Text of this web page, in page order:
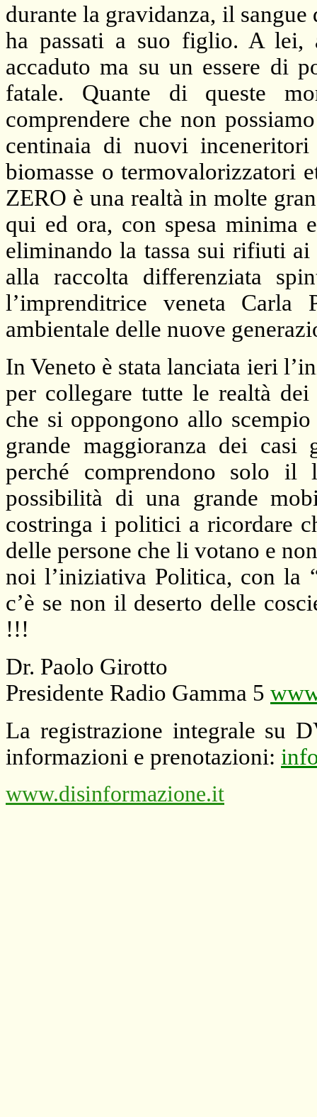
durante la gravidanza, il
ha passati a suo figlio. A lei,
accaduto ma su un essere di
fatale. Quante di queste
comprendere che non
centinaia di nuovi
biomasse o termovalorizzatori
ZERO è una realtà in molte
qui ed ora, con spesa minima
eliminando la tassa sui rifiuti
alla raccolta differenziata
l’imprenditrice veneta Carla
ambientale delle nuove
In Veneto è stata lanciata ieri
per collegare tutte le realtà
che si oppongono allo
grande maggioranza dei
perché comprendono solo il
possibilità di una grande
costringa i politici a ricordare
delle persone che li votano e
noi l’iniziativa Politica, con la
c’è se non il deserto delle
!!!
Dr. Paolo Girotto
Presidente Radio Gamma 5
La registrazione integrale su
informazioni e prenotazioni:
www.disinformazione.it